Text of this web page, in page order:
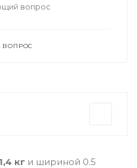
вопрос
ВОПРОС
кг и шириной 0.5